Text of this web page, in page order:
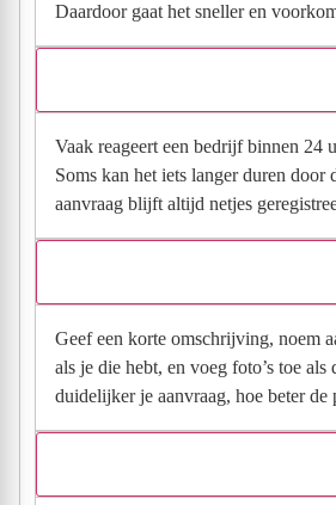
Daardoor gaat het sneller en
Vaak reageert een bedrijf binnen 24
Soms kan het iets langer duren door
aanvraag blijft altijd netjes
Geef een korte omschrijving, noem
als je die hebt, en voeg foto’s toe als
duidelijker je aanvraag, hoe beter de